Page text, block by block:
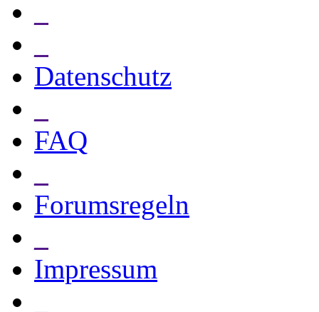
Datenschutz
FAQ
Forumsregeln
Impressum